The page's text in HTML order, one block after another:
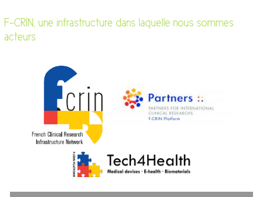
F-CRIN, une infrastructure dans laquelle nous sommes
acteurs